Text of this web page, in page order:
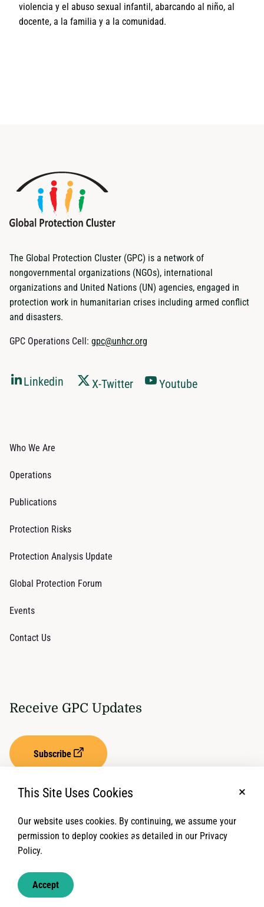
violencia y el abuso sexual infantil, abarcando al niño, al
docente, a la familia y a la comunidad.
The Global Protection Cluster (GPC) is a network of
nongovernmental organizations (NGOs), international
organizations and United Nations (UN) agencies, engaged in
protection work in humanitarian crises including armed conflict
and disasters.
GPC Operations Cell: gpc@unhcr.org
Linkedin X-Twitter Youtube
Who We Are
Operations
Publications
Protection Risks
Protection Analysis Update
Global Protection Forum
Events
Contact Us
Receive GPC Updates
Subscribe
Term of Service
This Site Uses Cookies
Our website uses cookies. By continuing, we assume your
permission to deploy cookies as detailed in our Privacy
Policy.
Accept